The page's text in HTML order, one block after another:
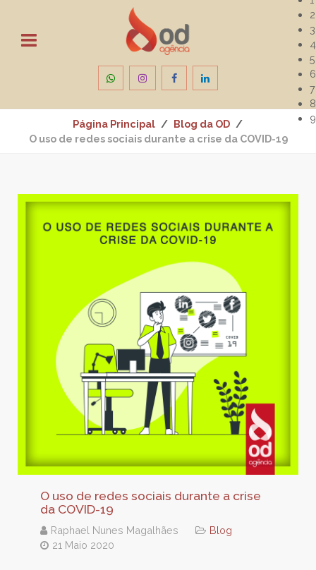
Página Principal
Blog da OD
O uso de redes sociais durante a crise da COVID-19
O uso de redes sociais durante a crise
da COVID-19
Raphael Nunes Magalhães
Blog
21 Maio 2020
2
3
4
5
6
7
8
9